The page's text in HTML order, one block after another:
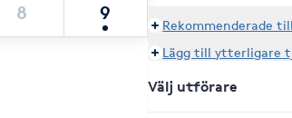
8 9
Rekommenderade
Lägg till ytterligare
Välj utförare